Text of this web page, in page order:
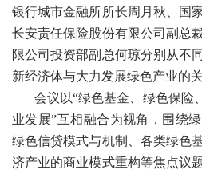
银行城市金融所所长周月秋、国
长安责任保险股份有限公司副总
限公司投资部副总何琼分别从不
新经济体与大力发展绿色产业的
会议以“绿色基金、绿色保险
业发展”互相融合为视角，围绕
绿色信贷模式与机制、各类绿色
济产业的商业模式重构等焦点议